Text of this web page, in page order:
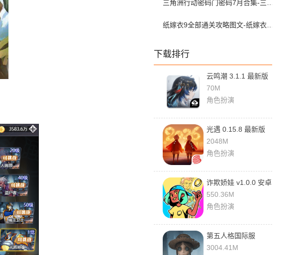
下载排行
云鸣潮 3.1.1 最新版
70M
角色扮演
光遇 0.15.8 最新版
2048M
角色扮演
诈欺娇娃 v1.0.0 安卓
版
550.36M
角色扮演
第五人格国际服
252241040 安卓版
3004.41M